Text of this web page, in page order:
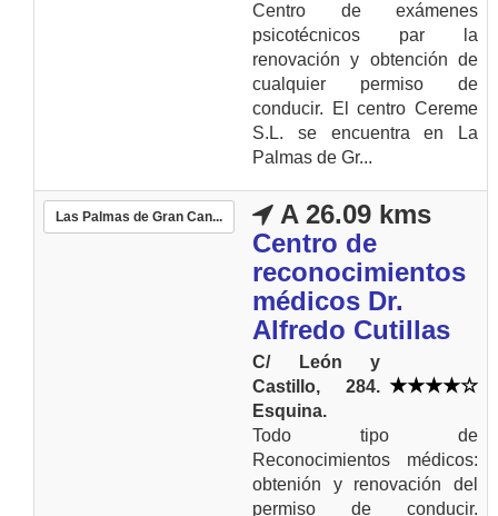
Centro de exámenes
psicotécnicos par la
renovación y obtención de
cualquier permiso de
conducir. El centro Cereme
S.L. se encuentra en La
Palmas de Gr...
Las Palmas de Gran Can...
A 26.09 kms
Centro de
reconocimientos
médicos Dr.
Alfredo Cutillas
C/ León y
Castillo, 284.
Esquina.
Todo tipo de
Reconocimientos médicos:
obtenión y renovación del
permiso de conducir.